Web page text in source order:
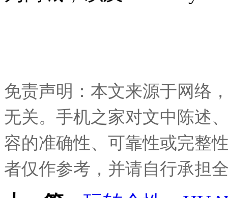
免责声明：本文来源于网络
无关。手机之家对文中陈述
容的准确性、可靠性或完整
者仅作参考，并请自行承担